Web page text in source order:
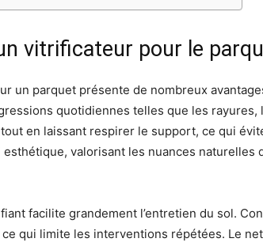
vitrificateur pour le
un parquet présente de nombreux
quotidiennes telles que les
en laissant respirer le support, ce qui
valorisant les nuances
facilite grandement l’entretien du sol.
qui limite les interventions répétées. Le